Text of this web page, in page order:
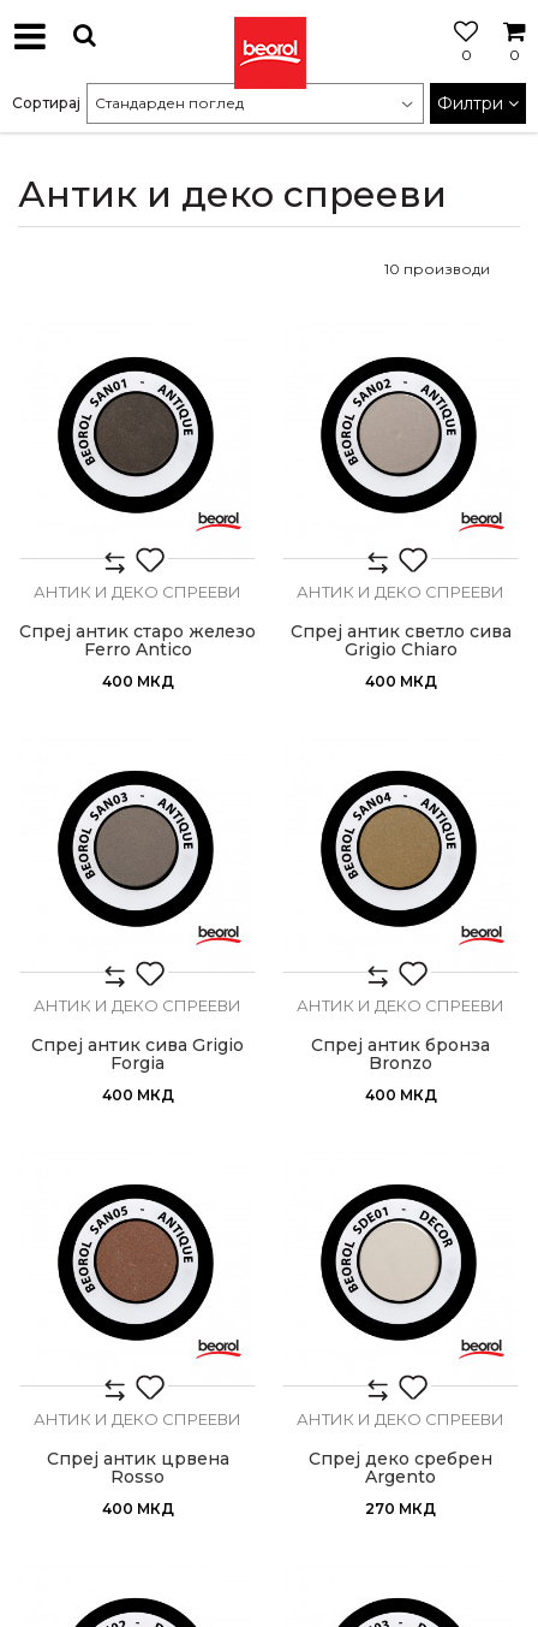
0
0
МОЖНОСТ
БЕСПЛАТНА
ИСПОРАКА
Антик и деко спрееви
Сортирај Филтри
10 производи
АНТИК И ДЕКО СПРЕЕВИ
Спреј антик старо железо
Ferro Antico
400 МКД
АНТИК И ДЕКО СПРЕЕВИ
Спреј антик светло сива
Grigio Chiaro
400 МКД
АНТИК И ДЕКО СПРЕЕВИ
Спреј антик сива Grigio
Forgia
400 МКД
АНТИК И ДЕКО СПРЕЕВИ
Спреј антик бронза
Bronzo
400 МКД
АНТИК И ДЕКО СПРЕЕВИ
Спреј антик црвена
Rosso
400 МКД
АНТИК И ДЕКО СПРЕЕВИ
Спреј деко сребрен
Argento
270 МКД